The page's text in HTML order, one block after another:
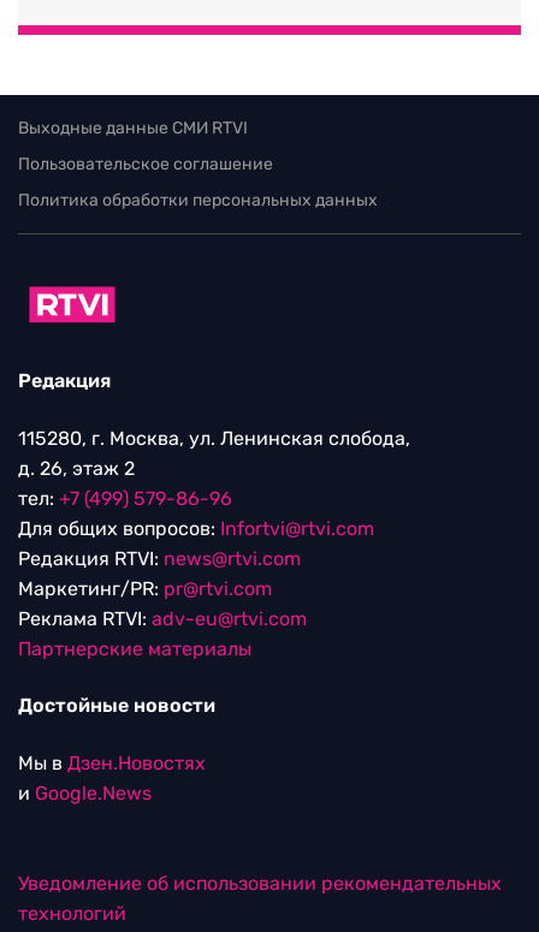
Выходные данные СМИ RTVI
Пользовательское соглашение
Политика обработки персональных данных
Редакция
115280, г. Москва, ул. Ленинская слобода,
д. 26, этаж 2
тел: +7 (499) 579-86-96
Для общих вопросов: Infortvi@rtvi.com
Редакция RTVI: news@rtvi.com
Маркетинг/PR: pr@rtvi.com
Реклама RTVI: adv-eu@rtvi.com
Партнерские материалы
Достойные новости
Мы в Дзен.Новостях
и Google.News
Уведомление об использовании рекомендательных
технологий